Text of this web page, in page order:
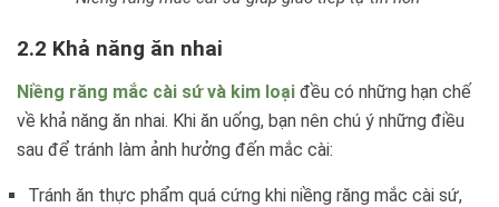
2.2 Khả năng ăn nhai
Niềng răng mắc cài sứ và kim loại đều có những hạn chế
về khả năng ăn nhai. Khi ăn uống, bạn nên chú ý những điều
sau để tránh làm ảnh hưởng đến mắc cài:
Tránh ăn thực phẩm quá cứng khi niềng răng mắc cài sứ,